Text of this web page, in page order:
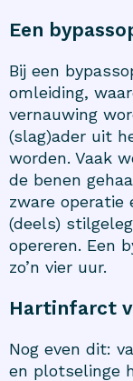
Een
Bij een
omleiding,
vernauwing
(slag)ader uit
worden. Vaak
de benen
zware
(deels)
opereren. Een
zo’n vier uur.
Hartinfarct
Nog even dit:
en plotselinge